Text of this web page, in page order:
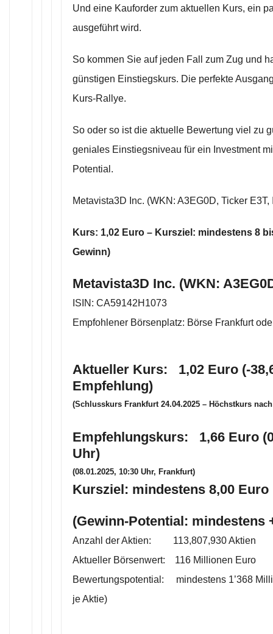
Und eine Kauforder zum aktuellen Kurs, ein
ausgeführt wird.
So kommen Sie auf jeden Fall zum Zug und
günstigen Einstiegskurs. Die perfekte
Kurs-Rallye.
So oder so ist die aktuelle Bewertung viel zu
geniales Einstiegsniveau für ein Investment
Potential.
Metavista3D Inc. (WKN: A3EG0D, Ticker
Kurs: 1,02 Euro – Kursziel: mindestens 8
Gewinn)
Metavista3D Inc. (WKN:
ISIN: CA59142H1073
Empfohlener Börsenplatz: Börse Frankfurt
Aktueller Kurs: 1,02 Euro (-
Empfehlung)
(Schlusskurs Frankfurt 24.04.2025 – Höchstkurs
Empfehlungskurs: 1,66 Euro
Uhr)
(08.01.2025, 10:30 Uhr, Frankfurt)
Kursziel: mindestens 8,00 Euro
(Gewinn-Potential: mindestens
Anzahl der Aktien: 113,807,930 Aktien
Aktueller Börsenwert: 116 Millionen Euro
Bewertungspotential: mindestens 1’368
je Aktie)